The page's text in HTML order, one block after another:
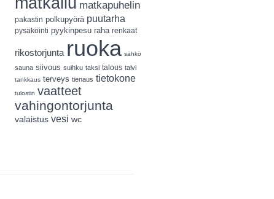
matkapuhelin
pakastin polkupyörä puutarha
pysäköinti pyykinpesu raha renkaat
rikostorjunta ruoka sähkö
sauna siivous suihku taksi talous talvi
tankkaus terveys tienaus tietokone
tulostin vaatteet
vahingontorjunta
valaistus vesi wc